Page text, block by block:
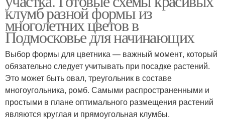
клумб разной формы из
многолетних цветов в
Подмосковье для начинающих
Выбор формы для цветника — важный момент, который
обязательно следует учитывать при посадке растений.
Это может быть овал, треугольник в составе
многоугольника, ромб. Самыми распространенными и
простыми в плане оптимального размещения растений
являются круглая и прямоугольная клумбы.